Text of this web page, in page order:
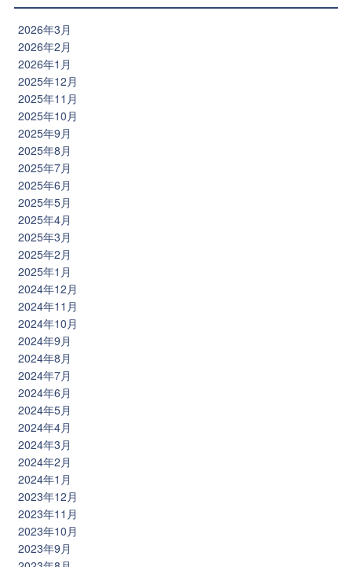
2026年3月
2026年2月
2026年1月
2025年12月
2025年11月
2025年10月
2025年9月
2025年8月
2025年7月
2025年6月
2025年5月
2025年4月
2025年3月
2025年2月
2025年1月
2024年12月
2024年11月
2024年10月
2024年9月
2024年8月
2024年7月
2024年6月
2024年5月
2024年4月
2024年3月
2024年2月
2024年1月
2023年12月
2023年11月
2023年10月
2023年9月